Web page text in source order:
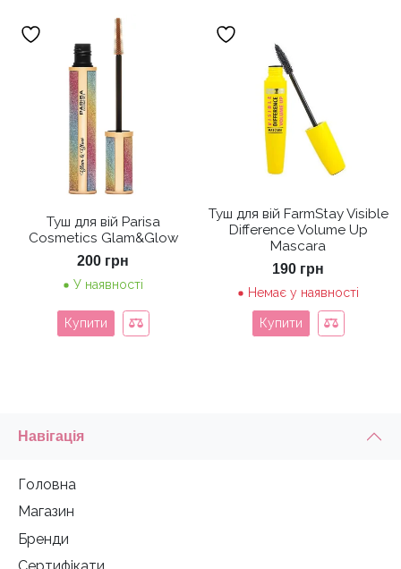
Туш для вій Parisa
Cosmetics Glam&Glow
200 грн
У наявності
Купити
Туш для вій FarmStay Visible
Difference Volume Up
Mascara
190 грн
Немає у наявності
Купити
Навігація
Головна
Магазин
Бренди